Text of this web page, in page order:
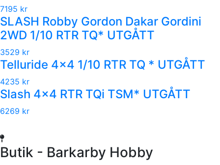
7195 kr
SLASH Robby Gordon Dakar Gordini
2WD 1/10 RTR TQ* UTGÅTT
3529 kr
Telluride 4x4 1/10 RTR TQ * UTGÅTT
4235 kr
Slash 4x4 RTR TQi TSM* UTGÅTT
6269 kr
Butik - Barkarby Hobby